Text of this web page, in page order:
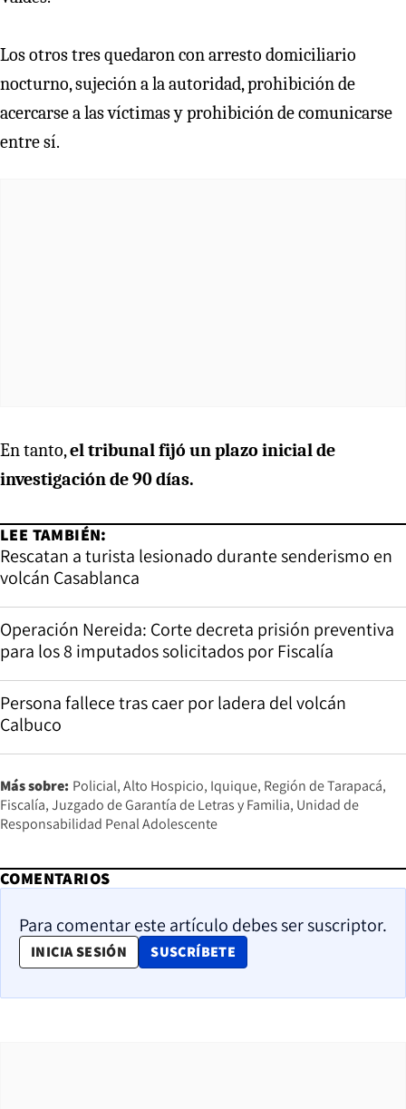
Los otros tres quedaron con arresto domiciliario
nocturno, sujeción a la autoridad, prohibición de
acercarse a las víctimas y prohibición de comunicarse
entre sí.
En tanto,el tribunal fijó un plazo inicial de
investigación de 90 días.
LEE TAMBIÉN:
Rescatan a turista lesionado durante senderismo en
volcán Casablanca
Operación Nereida: Corte decreta prisión preventiva
para los 8 imputados solicitados por Fiscalía
Persona fallece tras caer por ladera del volcán
Calbuco
Más sobre: Policial Alto Hospicio Iquique Región de Tarapacá
Fiscalía Juzgado de Garantía de Letras y Familia Unidad de
Responsabilidad Penal Adolescente
COMENTARIOS
Para comentar este artículo debes ser suscriptor.
INICIA SESIÓN SUSCRÍBETE
OPENS IN NEW WINDOW